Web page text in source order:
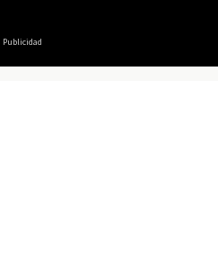
Publicidad